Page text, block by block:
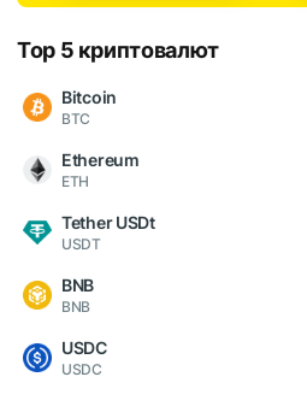
Top 5 криптовалют
Bitcoin
BTC
Ethereum
ETH
Tether USDt
USDT
BNB
BNB
USDC
USDC